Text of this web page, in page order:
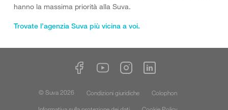
hanno la massima priorità alla Suva.
Trovate l’agenzia Suva più vicina a voi.
© Suva 2026 Condizioni giuridiche
Colophon